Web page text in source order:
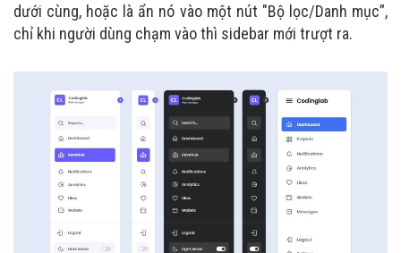
dưới cùng, hoặc là ẩn nó vào một nút "Bộ lọc/Danh mục”,
chỉ khi người dùng chạm vào thì sidebar mới trượt ra.